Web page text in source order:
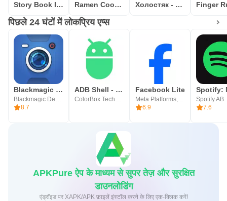
Story Book In English Free Offline Reading - USA Ramen Cooking Game Adventure Холостяк - квест игра
पिछले 24 घंटों में लोकप्रिय एप्स
Blackmagic Camera
Blackmagic Design Inc.
8.7
ADB Shell - Debug Toolbox
ColorBox Technology
Facebook Lite
Meta Platforms, Inc.
6.9
Spotify AB
7.6
APKPure ऐप के माध्यम से सुपर तेज़ और सुरक्षित
डाउनलोडिंग
एंड्रॉइड पर XAPK/APK फ़ाइलें इंस्टॉल करने के लिए एक-क्लिक करें!